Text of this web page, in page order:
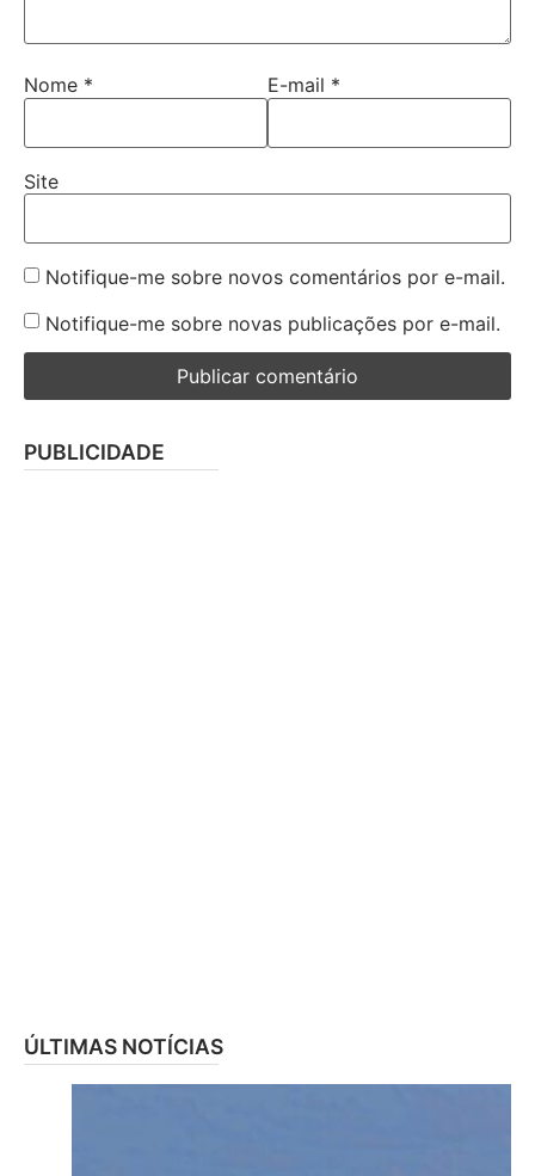
Nome * E-mail *
Site
Notifique-me sobre novos comentários por e-mail.
Notifique-me sobre novas publicações por e-mail.
PUBLICIDADE
ÚLTIMAS NOTÍCIAS